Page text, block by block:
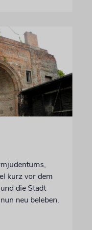
kurz vor dem
die Stadt
neu beleben.